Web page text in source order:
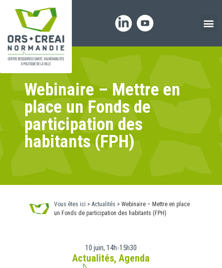
Webinaire – Mettre en
place un Fonds de
participation des
habitants (FPH)
Vous êtes ici > Actualités > Webinaire – Mettre en place
un Fonds de participation des habitants (FPH)
10 juin, 14h-15h30
Actualités, Agenda
Panneau de gestion des cookies